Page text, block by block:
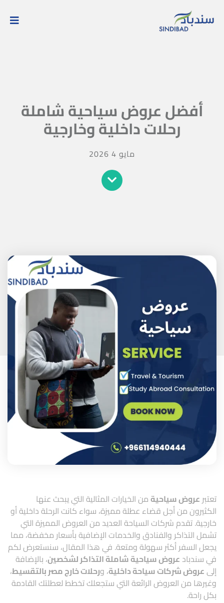
أفضل عروض سياحية شاملة
رحلات داخلية وخارجية
مايو 4 2026
تعتبر عروض سياحيةمن الخيارات المثالية التي يبحث عنها
الكثيرون من أجل قضاء عطلة مميزة، سواء كانت الرحلة داخلية أو
خارجية. تقدم شركات السياحة العديد من العروض المميزة التي
تشمل التذاكر والفنادق والخدمات الإضافية بأسعار مخفضة، مما
يجعل السفر أكثر سهولة ومتعة. في هذا المقال، سنستعرض لكم
فيسندبادعروض سياحية شاملة التذاكر لشخصين، بالإضافة
إلىعروض شركات سياحة داخلية، ورحلات خارج مصر بالتقسيط،
وغيرها من العروض الرائعة التي ستجعلك تخطط لعطلتك القادمة
بكل راحة.